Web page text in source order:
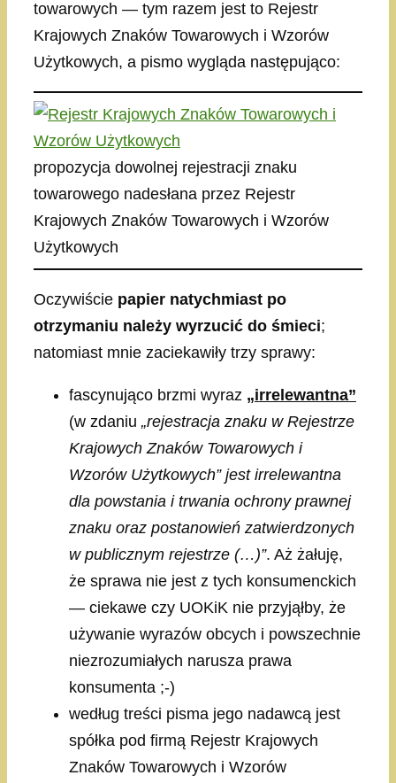
towarowych — tym razem jest to Rejestr
Krajowych Znaków Towarowych i Wzorów
Użytkowych, a pismo wygląda następująco:
propozycja dowolnej rejestracji znaku
towarowego nadesłana przez Rejestr
Krajowych Znaków Towarowych i Wzorów
Użytkowych
Oczywiście papier natychmiast po
otrzymaniu należy wyrzucić do śmieci;
natomiast mnie zaciekawiły trzy sprawy:
fascynująco brzmi wyraz „irrelewantna”
(w zdaniu „rejestracja znaku w Rejestrze
Krajowych Znaków Towarowych i
Wzorów Użytkowych” jest irrelewantna
dla powstania i trwania ochrony prawnej
znaku oraz postanowień zatwierdzonych
w publicznym rejestrze (…)”. Aż żałuję,
że sprawa nie jest z tych konsumenckich
— ciekawe czy UOKiK nie przyjąłby, że
używanie wyrazów obcych i powszechnie
niezrozumiałych narusza prawa
konsumenta ;-)
według treści pisma jego nadawcą jest
spółka pod firmą Rejestr Krajowych
Znaków Towarowych i Wzorów